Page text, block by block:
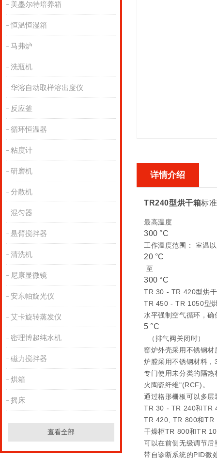
美墨尔特培养箱
恒温恒湿箱
马弗炉
洗瓶机
华溶自动取样溶出度仪
反应釜
循环恒温器
粘度计
研磨机
分散机
混匀器
悬臂搅拌器
清洗机
尼康显微镜
安东帕旋光仪
艾卡旋转蒸发仪
密理博超纯水机
磁力搅拌器
烘箱
摇床
查看全部
详情介绍
TR240型烘干箱标
最高温度
300 °C
工作温度范围： 室温
20 °C
至
300 °C
TR 30 - TR 420型烘
TR 450 - TR 1050型
水平强制空气循环，
5 °C
（排气阀关闭时）
窑炉外壳采用不锈钢
炉膛采用不锈钢材料
专门使用未分类的隔
火陶瓷纤维"(RCF)。
通过格形栅板可以多
TR 30 - TR 240和TR
TR 420, TR 800和TR
干燥柜TR 800和TR
可以在前侧无级调节后
带自诊断系统的PID微